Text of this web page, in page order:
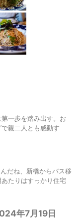
一歩を踏み出す。お
親二人とも感動す
だね、新橋からバス移
たりはすっかり住宅
年7月19日